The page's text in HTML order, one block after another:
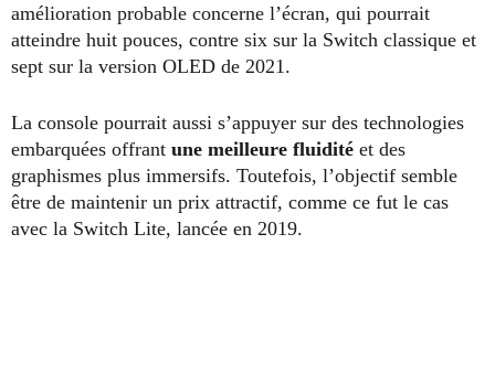
amélioration probable concerne l’écran, qui pourrait
atteindre huit pouces, contre six sur la Switch classique et
sept sur la version OLED de 2021.
La console pourrait aussi s’appuyer sur des technologies
embarquées offrant une meilleure fluidité et des
graphismes plus immersifs. Toutefois, l’objectif semble
être de maintenir un prix attractif, comme ce fut le cas
avec la Switch Lite, lancée en 2019.